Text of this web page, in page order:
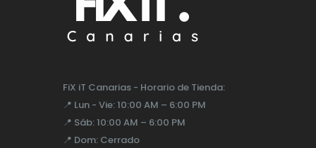
FiX iT Canarias - Horario de Tienda:
📍 Lun - Vie: 10:00 AM – 6:00 PM
📍 Sáb: 10:00 AM – 6:00 PM
📍 Dom: Cerrado